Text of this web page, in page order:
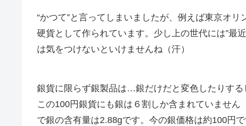
“かつて”と言ってしまいましたが、例えば東京オ
硬貨として作られています。少し上の世代には”最
は気をつけないといけませんね（汗）
銀貨に限らず銀製品は…銀だけだと変色したりする
この100円銀貨にも銀は６割しか含まれていませ
で銀の含有量は2.88gです。今の銀価格は約100円